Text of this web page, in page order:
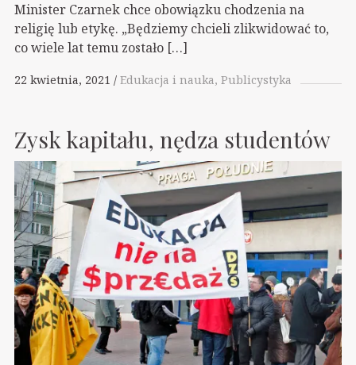
Minister Czarnek chce obowiązku chodzenia na
religię lub etykę. „Będziemy chcieli zlikwidować to,
co wiele lat temu zostało […]
22 kwietnia, 2021 Edukacja i nauka Publicystyka
Zysk kapitału, nędza studentów